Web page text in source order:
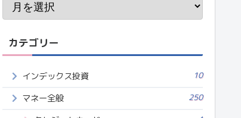
カテゴリー
インデックス投資 10
マネー全般 250